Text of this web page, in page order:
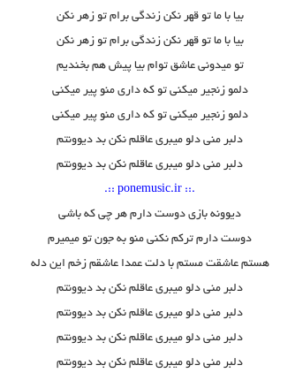
بیا با ما تو قهر نکن زندگی برام تو زهر نکن
بیا با ما تو قهر نکن زندگی برام تو زهر نکن
تو میدونی عاشق توام بیا پیش هم بخندیم
دلمو زنجیر میکنی تو که داری منو پیر میکنی
دلمو زنجیر میکنی تو که داری منو پیر میکنی
دلبر منی دلو میبری عاقلم نکن بد دیوونتم
دلبر منی دلو میبری عاقلم نکن بد دیوونتم
.:: ponemusic.ir ::.
دیوونه بازی دوست دارم هر چی که باشی
دوست دارم ترکم نکنی منو به جون تو میمیرم
هستم عاشقت مستم با دلت عمدا عاشقم زخم این دله
دلبر منی دلو میبری عاقلم نکن بد دیوونتم
دلبر منی دلو میبری عاقلم نکن بد دیوونتم
دلبر منی دلو میبری عاقلم نکن بد دیوونتم
دلبر منی دلو میبری عاقلم نکن بد دیوونتم